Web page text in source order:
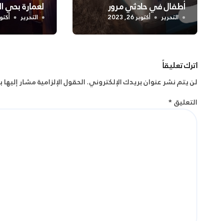
أطفال في حادثي مرور
بالشلف
التحرير أكتوبر 26, 2023
لعمارة
التحرير أكتوبر
اترك تعليقاً
لن يتم نشر عنوان بريدك الإلكتروني.الحقول الإلزامية مشار إليها
التعليق*